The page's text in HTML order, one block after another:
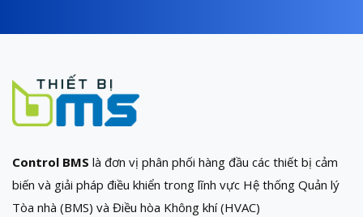
Control BMS là đơn vị phân phối hàng đầu các thiết bị cảm
biến và giải pháp điều khiển trong lĩnh vực Hệ thống Quản lý
Tòa nhà (BMS) và Điều hòa Không khí (HVAC)